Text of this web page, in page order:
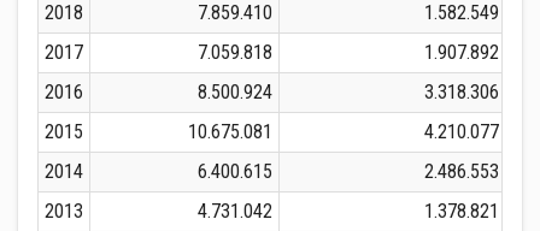
2018
7.859.410
1.582.549
2017
7.059.818
1.907.892
2016
8.500.924
3.318.306
2015
10.675.081 4.210.077
2014
6.400.615
2.486.553
2013
4.731.042
1.378.821